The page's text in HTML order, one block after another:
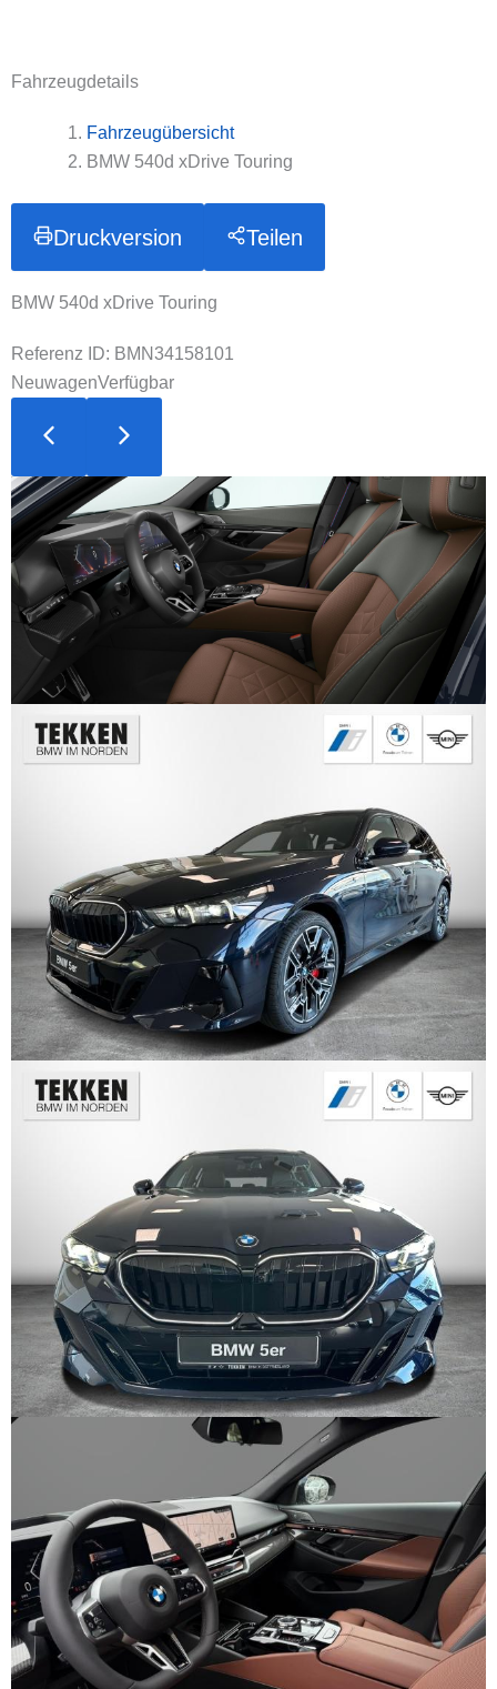
Fahrzeugdetails
Fahrzeugübersicht
BMW 540d xDrive Touring
Druckversion Teilen
BMW 540d xDrive Touring
Referenz ID: BMN34158101
NeuwagenVerfügbar